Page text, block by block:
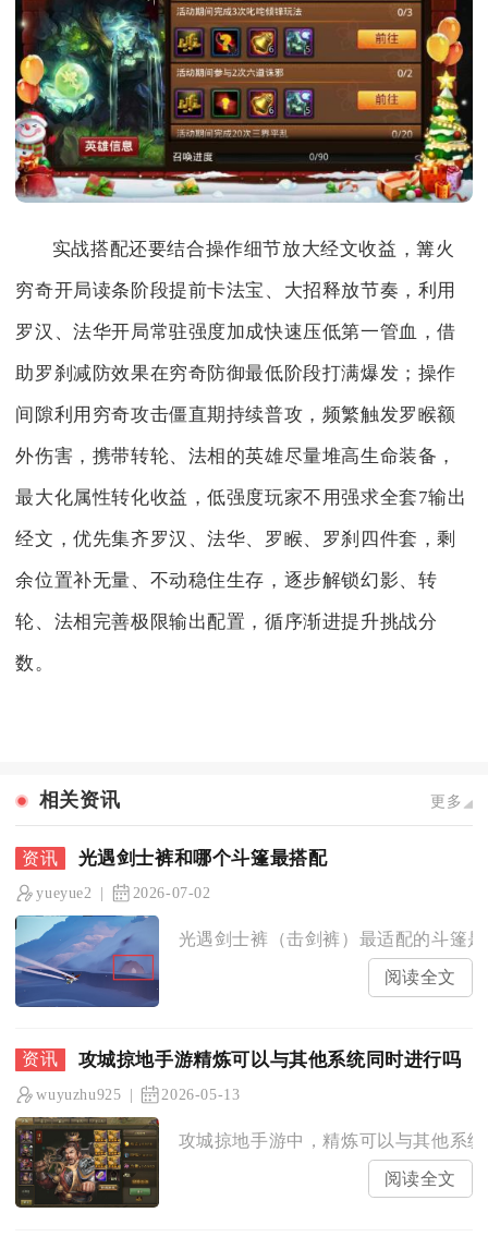
实战搭配还要结合操作细节放大经文收益，篝火
穷奇开局读条阶段提前卡法宝、大招释放节奏，利用
罗汉、法华开局常驻强度加成快速压低第一管血，借
助罗刹减防效果在穷奇防御最低阶段打满爆发；操作
间隙利用穷奇攻击僵直期持续普攻，频繁触发罗睺额
外伤害，携带转轮、法相的英雄尽量堆高生命装备，
最大化属性转化收益，低强度玩家不用强求全套7输出
经文，优先集齐罗汉、法华、罗睺、罗刹四件套，剩
余位置补无量、不动稳住生存，逐步解锁幻影、转
轮、法相完善极限输出配置，循序渐进提升挑战分
数。
相关资讯 更多
光遇剑士裤和哪个斗篷最搭配
yueyue2 2026-07-02
光遇剑士裤（击剑裤）最适配的斗篷
阅读全文
攻城掠地手游精炼可以与其他系统同时进行吗
wuyuzhu925 2026-05-13
攻城掠地手游中，精炼可以与其他系
阅读全文